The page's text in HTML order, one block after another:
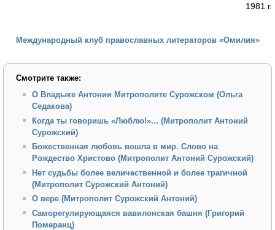
1981 г.
Международный клуб православных литераторов «Омилия»
Смотрите также:
О Владыке Антонии Митрополите Сурожском (Ольга
Седакова)
Когда ты говоришь «Люблю!»... (Митрополит Антоний
Сурожский)
Божественная любовь вошла в мир. Слово на
Рождество Христово (Митрополит Антоний Сурожский)
Нет судьбы более величественной и более трагичной
(Митрополит Сурожский Антоний)
О вере (Митрополит Сурожский Антоний)
Саморегулирующаяся вавилонская башня (Григорий
Померанц)